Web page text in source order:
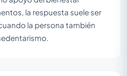
la respuesta suele ser
la persona también